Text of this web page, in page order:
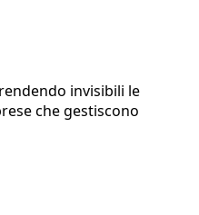
invisibili le
che gestiscono